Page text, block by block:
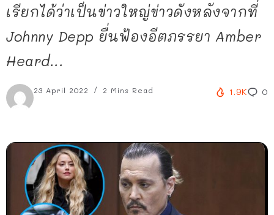
เรียกได้ว่าเป็นข่าวใหญ่ข่าวดังหลังจากที่
Johnny Depp ยื่นฟ้องอีตภรรยา Amber
Heard...
23 April 2022 2 Mins Read 1.9K 0